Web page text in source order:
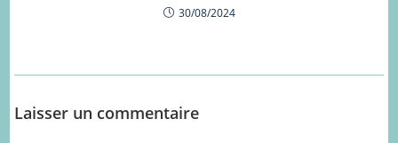
30/08/2024
Laisser un commentaire